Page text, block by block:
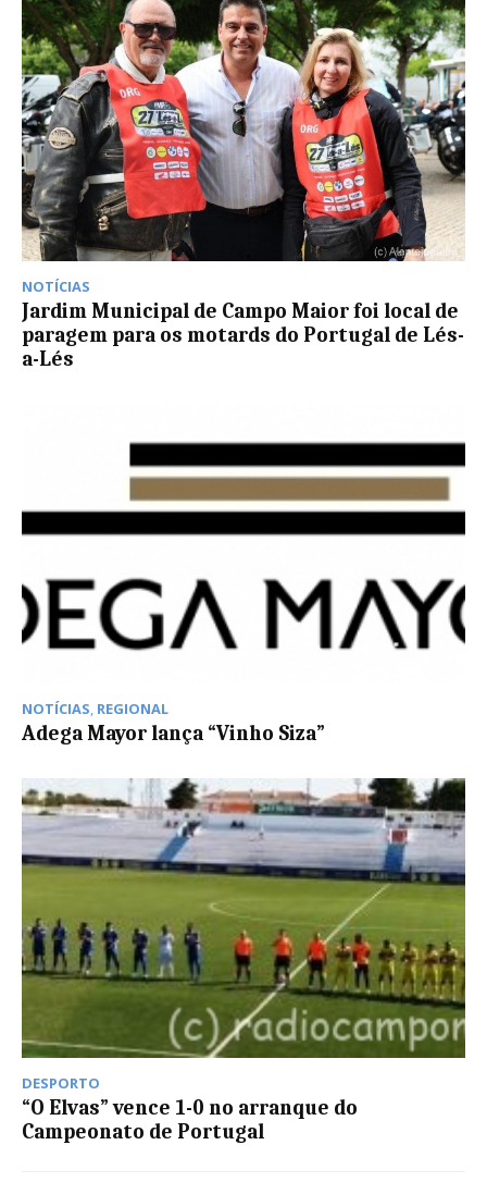
NOTÍCIAS
Jardim Municipal de Campo Maior foi local de
paragem para os motards do Portugal de Lés-
a-Lés
NOTÍCIAS, REGIONAL
Adega Mayor lança “Vinho Siza”
DESPORTO
“O Elvas” vence 1-0 no arranque do
Campeonato de Portugal